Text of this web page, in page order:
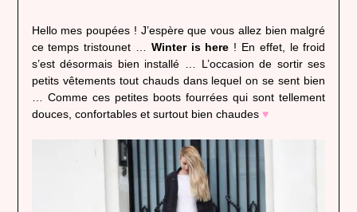
heavenly
Hello mes poupées ! J’espère que vous allez bien malgré
ce temps tristounet … Winter is here ! En effet, le froid
s’est désormais bien installé … L’occasion de sortir ses
petits vêtements tout chauds dans lequel on se sent bien
… Comme ces petites boots fourrées qui sont tellement
douces, confortables et surtout bien chaudes ♥